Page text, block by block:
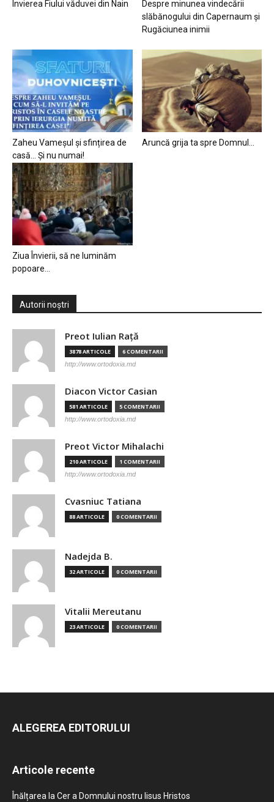
Învierea Fiului văduvei din Nain
Despre minunea vindecării
slăbănogului din Capernaum și
Rugăciunea inimii
Zaheu Vameșul și sfințirea de
casă… Și nu numai!
Aruncă grija ta spre Domnul…
Ziua Învierii, să ne luminăm
popoare…
Autorii noștri
Preot Iulian Raţă
3878 ARTICOLE 6 COMENTARII
http://www.ortodoxia.md
Diacon Victor Casian
581 ARTICOLE 5 COMENTARII
http://www.ortodoxia.md
Preot Victor Mihalachi
210 ARTICOLE 1 COMENTARII
http://www.ortodoxia.md
Cvasniuc Tatiana
88 ARTICOLE 0 COMENTARII
Nadejda B.
32 ARTICOLE 0 COMENTARII
Vitalii Mereutanu
23 ARTICOLE 0 COMENTARII
ALEGEREA EDITORULUI
Articole recente
Înălțarea la Cer a Domnului nostru Iisus Hristos